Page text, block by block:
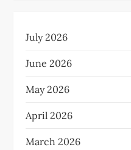
July 2026
June 2026
May 2026
April 2026
March 2026